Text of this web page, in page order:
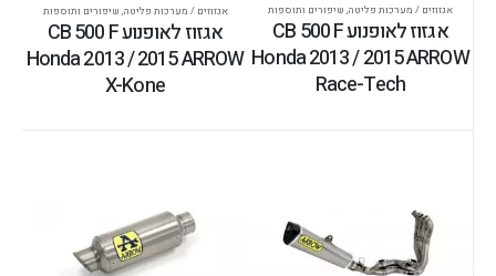
אגזוזים / מערכות פליטה, שיפורים ותוספות
אגזוז לאופנוע CB 500 F
Honda 2013 / 2015 ARROW
Race-Tech
אגזוזים / מערכות פליטה, שיפורים ותוספות
אגזוז לאופנוע CB 500 F
Honda 2013 / 2015 ARROW
X-Kone